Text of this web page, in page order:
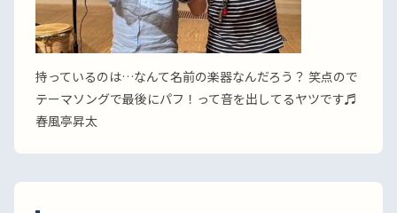
持っているのは…なんて名前の楽器なんだろう？ 笑点ので
テーマソングで最後にパフ！って音を出してるヤツです♬
春風亭昇太